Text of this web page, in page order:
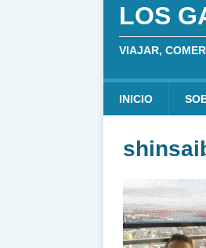
LOS
VIAJAR,
INICIO